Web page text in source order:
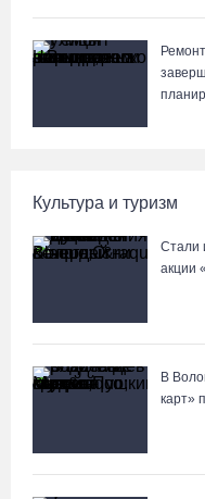
Культура и туризм
Стали
акции
В
карт»